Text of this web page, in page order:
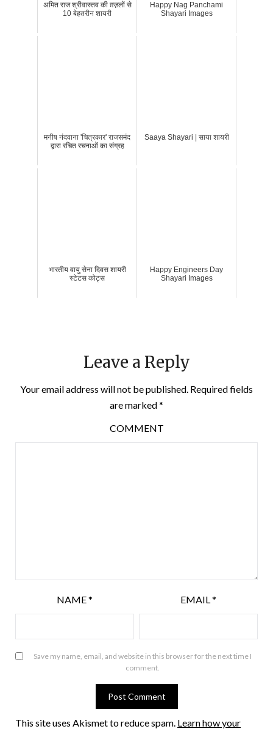
अमित राज श्रीवास्तव की ग़ज़लों से
10 बेहतरीन शायरी
Happy Nag Panchami
Shayari Images
मनीष नंदवाना 'चित्रकार' राजसमंद
द्वारा रचित रचनाओं का संग्रह
Saaya Shayari | साया शायरी
भारतीय वायु सेना दिवस शायरी
स्टेटस कोट्स
Happy Engineers Day
Shayari Images
Leave a Reply
Your email address will not be published. Required fields
are marked*
COMMENT
NAME* EMAIL*
Save my name, email, and website in this browser for the next time I
comment.
This site uses Akismet to reduce spam. Learn how your